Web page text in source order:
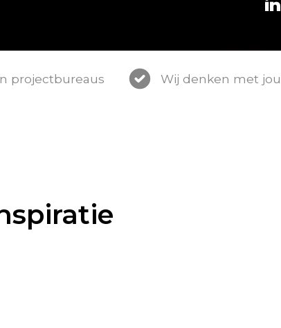
projectbureaus Wij denken met